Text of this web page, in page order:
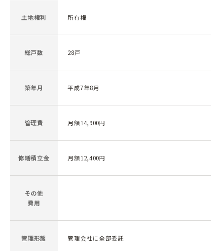
土地権利 所有権
総戸数 28戸
築年月 平成7年8月
管理費 月額14,900円
修繕積立金 月額12,400円
その他
費用
管理形態 管理会社に全部委託